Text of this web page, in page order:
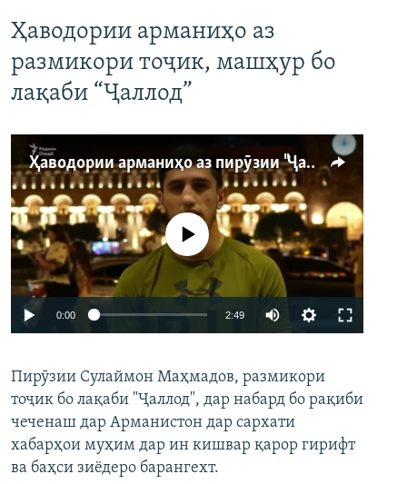
Ҳаводории арманиҳо аз
размикори тоҷик, машҳур бо
лақаби “Ҷаллод”
Ҳаводории арманиҳо аз пирӯзии "Ҷаллод"-и тоҷик
Auto 240p 360p 480p
720p 1080p
Феълан кор намекунад
0:00 2:49
360p
480p
Пирӯзии Сулаймон Маҳмадов, размикори
тоҷик бо лақаби "Ҷаллод", дар набард бо рақиби
чеченаш дар Арманистон дар сархати
хабарҳои муҳим дар ин кишвар қарор гирифт
ва баҳси зиёдеро барангехт.